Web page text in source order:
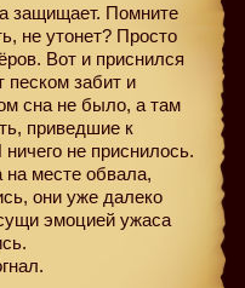
защищает. Помните
не утонет? Просто
Вот и приснился
песком забит и
сна не было, а там
приведшие к
не приснилось.
на месте обвала,
они уже далеко
эмоцией ужаса